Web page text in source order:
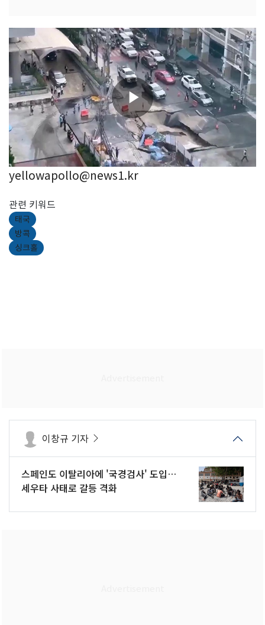
yellowapollo@news1.kr
관련 키워드
태국
방콕
싱크홀
이창규 기자
스페인도 이탈리아에 '국경검사' 도입…
세우타 사태로 갈등 격화